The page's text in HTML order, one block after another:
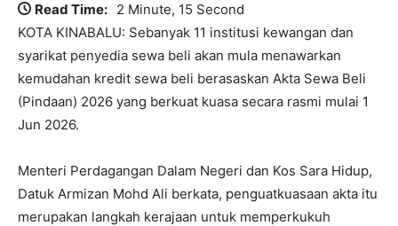
Read Time: 2 Minute, 15 Second
KOTA KINABALU: Sebanyak 11 institusi kewangan dan
syarikat penyedia sewa beli akan mula menawarkan
kemudahan kredit sewa beli berasaskan Akta Sewa Beli
(Pindaan) 2026 yang berkuat kuasa secara rasmi mulai 1
Jun 2026.
Menteri Perdagangan Dalam Negeri dan Kos Sara Hidup,
Datuk Armizan Mohd Ali berkata, penguatkuasaan akta itu
merupakan langkah kerajaan untuk memperkukuh